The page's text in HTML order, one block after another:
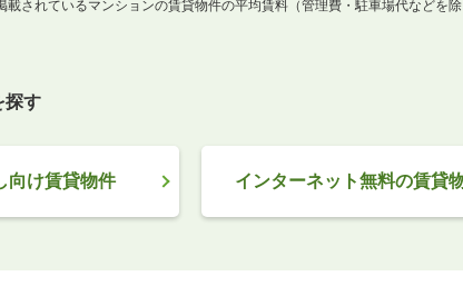
されているマンションの賃貸物件の平均賃料（管理費・駐車場代などを除
探す
向け賃貸物件 インターネット無料の賃貸